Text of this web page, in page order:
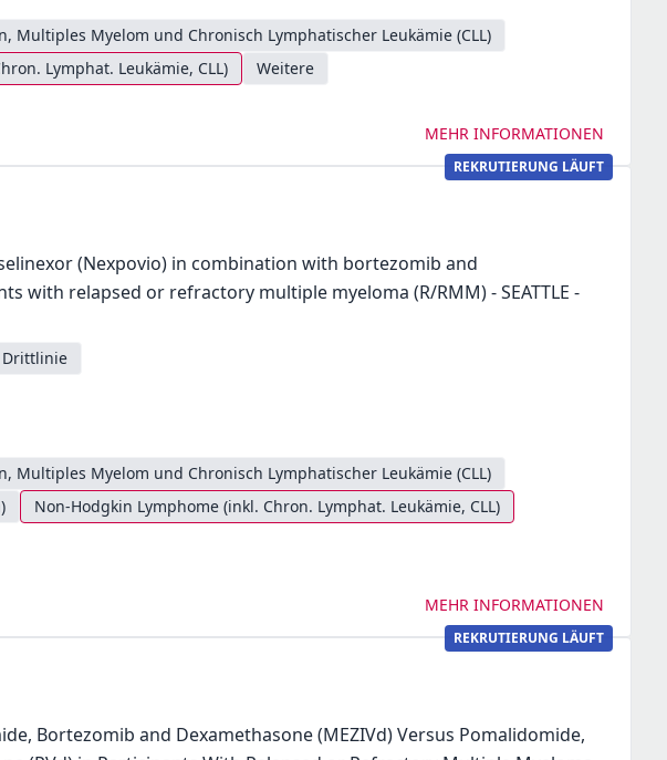
Multiples Myelom und Chronisch Lymphatischer Leukämie (CLL)
Lymphat. Leukämie, CLL)
Weitere
MEHR INFORMATIONEN
REKRUTIERUNG LÄUFT
(Nexpovio) in combination with bortezomib and
with relapsed or refractory multiple myeloma (R/RMM) - SEATTLE -
Drittlinie
Multiples Myelom und Chronisch Lymphatischer Leukämie (CLL)
Non-Hodgkin Lymphome (inkl. Chron. Lymphat. Leukämie, CLL)
MEHR INFORMATIONEN
REKRUTIERUNG LÄUFT
Bortezomib and Dexamethasone (MEZIVd) Versus Pomalidomide,